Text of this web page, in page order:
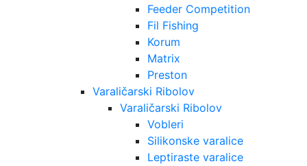
Feeder Competition
Fil Fishing
Korum
Matrix
Preston
Varaličarski Ribolov
Varaličarski Ribolov
Vobleri
Silikonske varalice
Leptiraste varalice